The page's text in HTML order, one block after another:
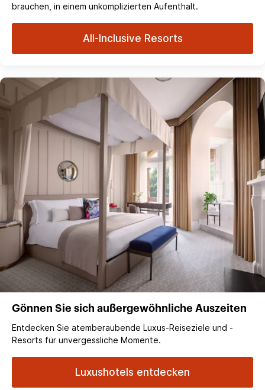
brauchen, in einem unkomplizierten Aufenthalt.
All-Inclusive Resorts
Gönnen Sie sich außergewöhnliche Auszeiten
Entdecken Sie atemberaubende Luxus-Reiseziele und -
Resorts für unvergessliche Momente.
Luxushotels entdecken